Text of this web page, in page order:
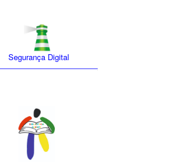
Segurança Digital